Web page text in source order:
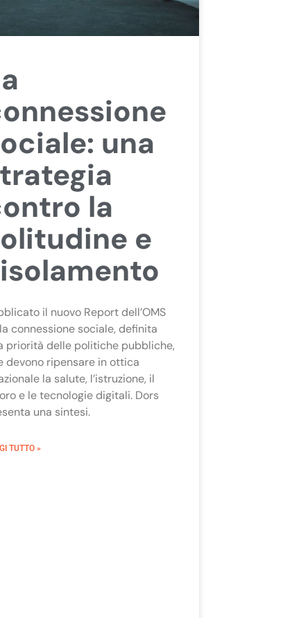
una
la
e
il nuovo Report dell’OMS
connessione sociale, definita
priorità delle politiche pubbliche,
devono ripensare in ottica
la salute, l’istruzione, il
e le tecnologie digitali. Dors
una sintesi.
TUTTO »